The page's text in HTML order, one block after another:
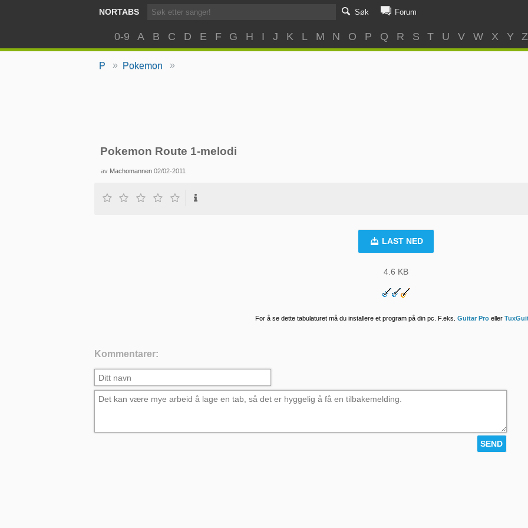
NORTABS Søk Forum
0-9 A B C D E F G H I J K L M N O P Q R S T U V W X Y Z
P » Pokemon »
Pokemon Route 1-melodi
av Machomannen 02/02-2011
LAST NED
4.6 KB
For å se dette tabulaturet må du installere et program på din pc. F.eks. Guitar Pro eller
Kommentarer: